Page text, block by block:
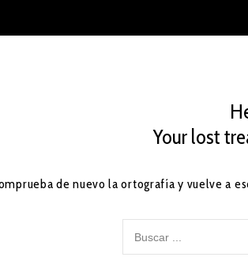
Your lost
de nuevo la ortografía y vuelve a